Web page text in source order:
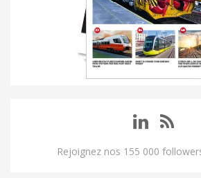
Rejoignez nos 155 000